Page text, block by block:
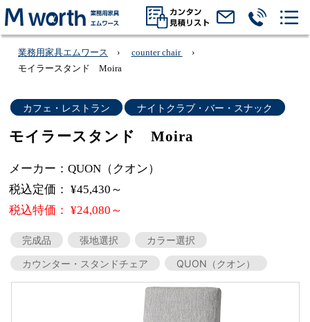
業務用家具エムワース
counter chair
モイラースタンド Moira
カフェ・レストラン ナイトクラブ・バー・スナック
モイラースタンド Moira
メーカー：QUON（クオン）
税込定価： ¥45,430～
税込特価： ¥24,080～
完成品 張地選択
カラー選択
カウンター・スタンドチェア
QUON（クオン）